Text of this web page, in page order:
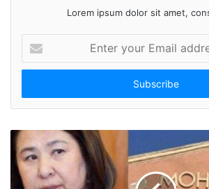
Lorem ipsum dolor sit amet,
t
r
o
u
r
E